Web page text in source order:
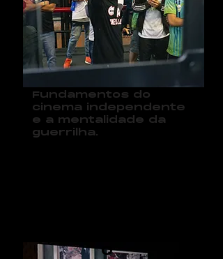
Fundamentos do
cinema independente
e a mentalidade da
guerrilha.
0